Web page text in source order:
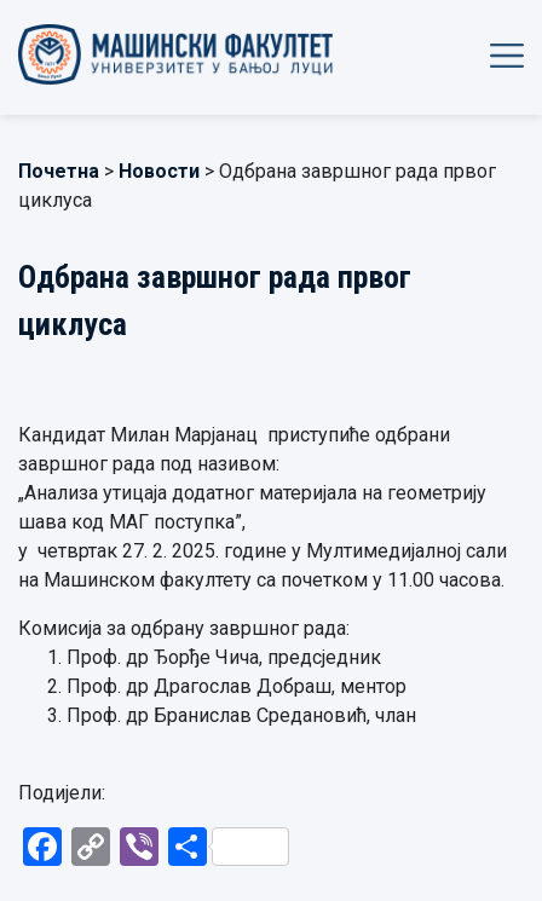
Почетна > Новости > Одбрана завршног рада првог
циклуса
Одбрана завршног рада првог
циклуса
Кандидат Милан Марјанац приступиће одбрани
завршног рада под називом:
„Анализа утицаја додатног материјала на геометрију
шава код МАГ поступка”,
у четвртак 27. 2. 2025. године у Мултимедијалној сали
на Машинском факултету са почетком у 11.00 часова.
Комисија за одбрану завршног рада:
Проф. др Ђорђе Чича, предсједник
Проф. др Драгослав Добраш, ментор
Проф. др Бранислав Средановић, члан
Подијели:
Facebook
CopyViberShare